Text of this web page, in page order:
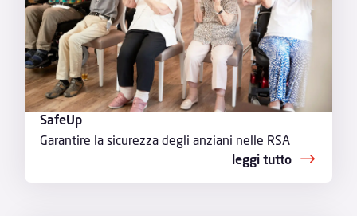
SafeUp
Garantire la sicurezza degli anziani nelle RSA
leggi tutto